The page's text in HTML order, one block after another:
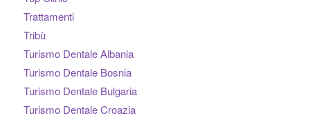
Trattamenti
Tribù
Turismo Dentale Albania
Turismo Dentale Bosnia
Turismo Dentale Bulgaria
Turismo Dentale Croazia